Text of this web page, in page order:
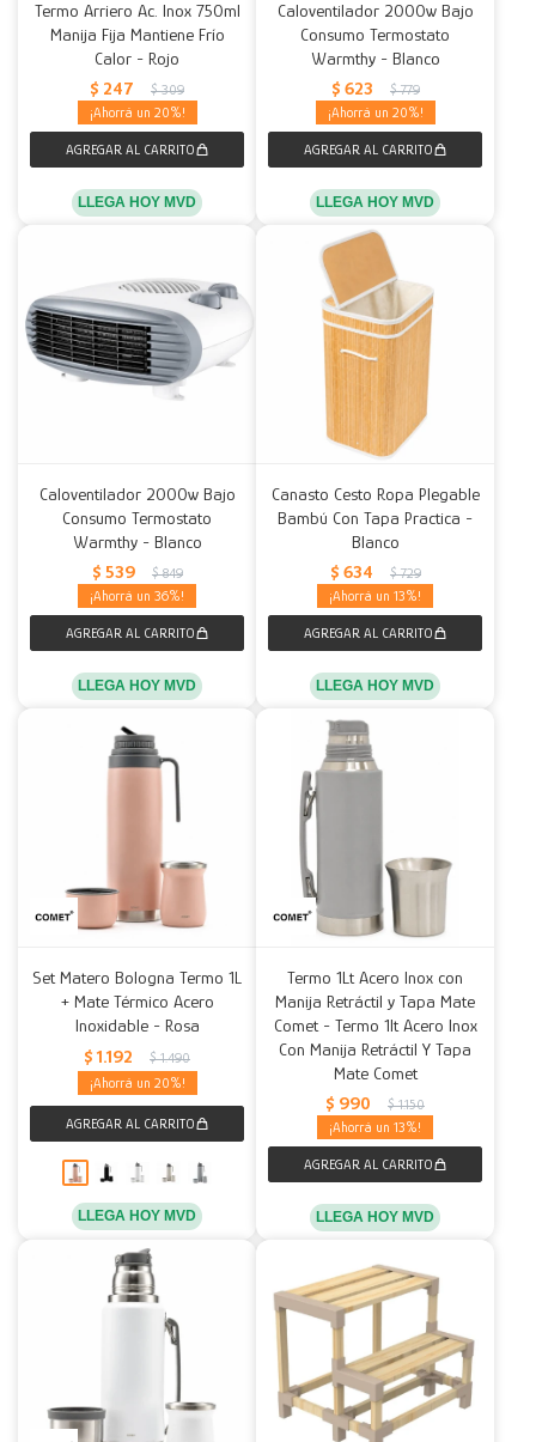
Termo Arriero Ac. Inox 750ml
Manija Fija Mantiene Frío
Calor - Rojo
$ 247 $ 309
20
LLEGA HOY MVD
Caloventilador 2000w Bajo
Consumo Termostato
Warmthy - Blanco
$ 623 $ 779
20
LLEGA HOY MVD
Caloventilador 2000w Bajo
Consumo Termostato
Warmthy - Blanco
$ 539 $ 849
36
LLEGA HOY MVD
Canasto Cesto Ropa Plegable
Bambú Con Tapa Practica -
Blanco
$ 634 $ 729
13
LLEGA HOY MVD
Set Matero Bologna Termo 1L
+ Mate Térmico Acero
Inoxidable - Rosa
$ 1.192 $ 1.490
20
LLEGA HOY MVD
Termo 1Lt Acero Inox con
Manija Retráctil y Tapa Mate
Comet - Termo 1lt Acero Inox
Con Manija Retráctil Y Tapa
Mate Comet
$ 990 $ 1.150
13
LLEGA HOY MVD